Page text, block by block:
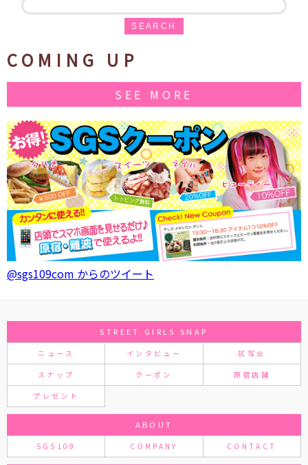
SEARCH
COMING UP
SEE MORE
@sgs109com からのツイート
STREET GIRLS SNAP
ニュース インタビュー 試写会
スナップ クーポン 原宿店舗
プレゼント
ABOUT
SGS109 COMPANY CONTACT